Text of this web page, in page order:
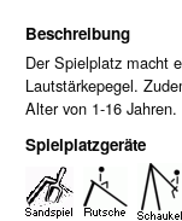
Beschreibung
Der Spielplatz macht
Lautstärkepegel.
Alter von 1-16 Jahren.
Spielplatzgeräte